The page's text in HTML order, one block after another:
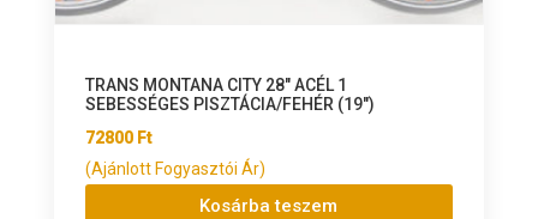
TRANS MONTANA CITY 28″ ACÉL 1
SEBESSÉGES PISZTÁCIA/FEHÉR (19″)
72800 Ft
(Ajánlott Fogyasztói Ár)
Kosárba teszem